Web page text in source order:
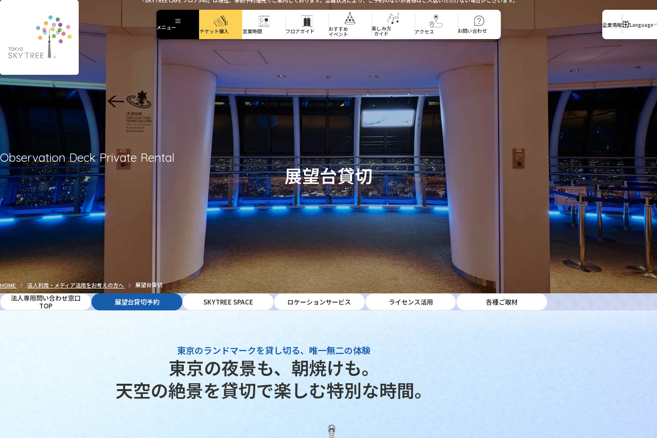
展望台貸切展望台貸切
Observation Deck Private Rental
メニュー
メニュー
チケット購入 営業時間 フロアガイド おすすめ
イベント
おすすめイベント楽しみ方
ガイド
楽しみ方ガイド
アクセス お問い合わせ
企業情報 Language
HOME 法人利用・メディア活用をお考えの方へ 展望台貸切
法人専用問い合わせ窓口
TOP
展望台貸切予約 SKYTREE SPACE ロケーションサービス ライセンス活用 各種ご取材
東京の夜景も、朝焼けも。
天空の絶景を貸切で楽しむ特別な時間。
東京のランドマークを貸し切る、 唯一無二の体験東京のランドマークを貸し切る、唯一無二の体験